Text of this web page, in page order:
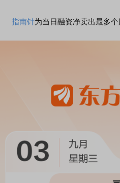
指南针为当日融资净卖出最多个